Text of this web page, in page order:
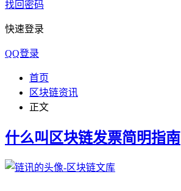
找回密码
快速登录
QQ登录
首页
区块链资讯
正文
什么叫区块链发票简明指南